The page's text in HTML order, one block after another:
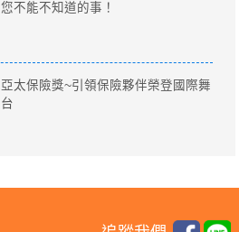
您不能不知道的事！
亞太保險獎~引領保險夥伴榮登國際舞
台